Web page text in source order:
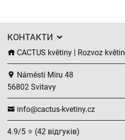
КОНТАКТИ
CACTUS květiny | Rozvoz květin
Náměstí Míru 48
56802 Svitavy
info@cactus-kvetiny.cz
4.9/5 ⭐ (42 відгуків)